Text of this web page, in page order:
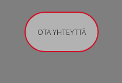
OTA YHTEYTTÄ